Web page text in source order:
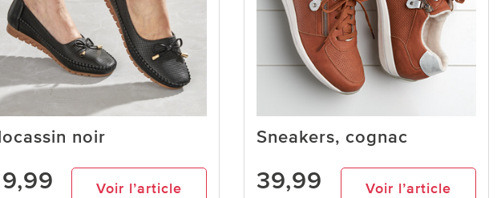
noir
Voir l’article
Sneakers, cognac
39,99 Voir l’article